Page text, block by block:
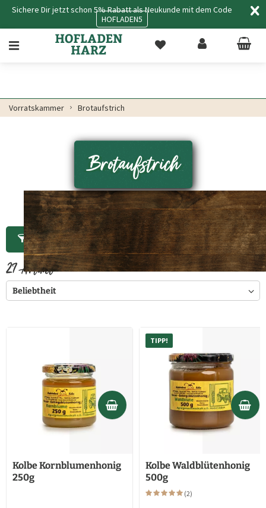
Sichere Dir jetzt schon 5% Rabatt als Neukunde mit dem Code
HOFLADEN5
Vorratskammer Brotaufstrich
Brotaufstrich
Filtern
27Artikel
Kolbe Kornblumenhonig
250g
TIPP!
Kolbe Waldblütenhonig
500g
(2)